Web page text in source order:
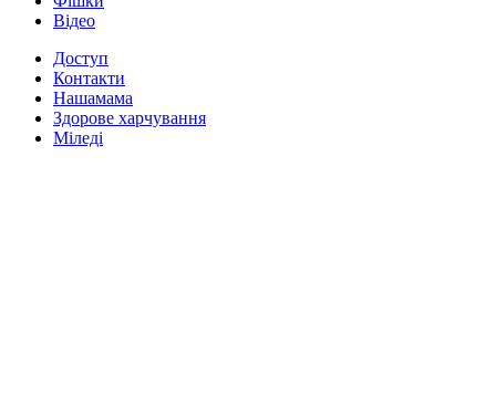
Відео
Доступ
Контакти
Нашамама
Здорове харчування
Міледі